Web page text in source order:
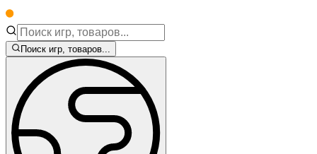
Поиск игр, товаров...